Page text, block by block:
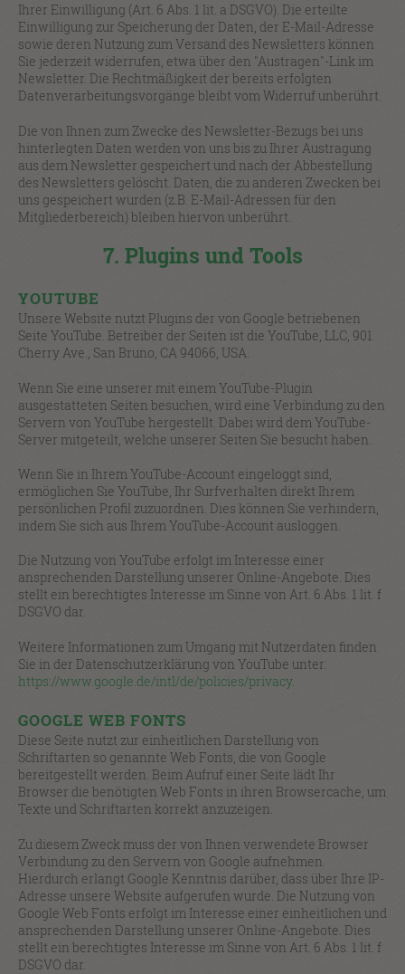
Ihrer Einwilligung (Art. 6 Abs. 1 lit. a DSGVO). Die erteilte
Einwilligung zur Speicherung der Daten, der E-Mail-Adresse
sowie deren Nutzung zum Versand des Newsletters können
Sie jederzeit widerrufen, etwa über den "Austragen"-Link im
Newsletter. Die Rechtmäßigkeit der bereits erfolgten
Datenverarbeitungsvorgänge bleibt vom Widerruf unberührt.
Die von Ihnen zum Zwecke des Newsletter-Bezugs bei uns
hinterlegten Daten werden von uns bis zu Ihrer Austragung
aus dem Newsletter gespeichert und nach der Abbestellung
des Newsletters gelöscht. Daten, die zu anderen Zwecken bei
uns gespeichert wurden (z.B. E-Mail-Adressen für den
Mitgliederbereich) bleiben hiervon unberührt.
7. Plugins und Tools
YOUTUBE
Unsere Website nutzt Plugins der von Google betriebenen
Seite YouTube. Betreiber der Seiten ist die YouTube, LLC, 901
Cherry Ave., San Bruno, CA 94066, USA.
Wenn Sie eine unserer mit einem YouTube-Plugin
ausgestatteten Seiten besuchen, wird eine Verbindung zu den
Servern von YouTube hergestellt. Dabei wird dem YouTube-
Server mitgeteilt, welche unserer Seiten Sie besucht haben.
Wenn Sie in Ihrem YouTube-Account eingeloggt sind,
ermöglichen Sie YouTube, Ihr Surfverhalten direkt Ihrem
persönlichen Profil zuzuordnen. Dies können Sie verhindern,
indem Sie sich aus Ihrem YouTube-Account ausloggen.
Die Nutzung von YouTube erfolgt im Interesse einer
ansprechenden Darstellung unserer Online-Angebote. Dies
stellt ein berechtigtes Interesse im Sinne von Art. 6 Abs. 1 lit. f
DSGVO dar.
Weitere Informationen zum Umgang mit Nutzerdaten finden
Sie in der Datenschutzerklärung von YouTube unter:
https://www.google.de/intl/de/policies/privacy.
GOOGLE WEB FONTS
Diese Seite nutzt zur einheitlichen Darstellung von
Schriftarten so genannte Web Fonts, die von Google
bereitgestellt werden. Beim Aufruf einer Seite lädt Ihr
Browser die benötigten Web Fonts in ihren Browsercache, um
Texte und Schriftarten korrekt anzuzeigen.
Zu diesem Zweck muss der von Ihnen verwendete Browser
Verbindung zu den Servern von Google aufnehmen.
Hierdurch erlangt Google Kenntnis darüber, dass über Ihre IP-
Adresse unsere Website aufgerufen wurde. Die Nutzung von
Google Web Fonts erfolgt im Interesse einer einheitlichen und
ansprechenden Darstellung unserer Online-Angebote. Dies
stellt ein berechtigtes Interesse im Sinne von Art. 6 Abs. 1 lit. f
DSGVO dar.